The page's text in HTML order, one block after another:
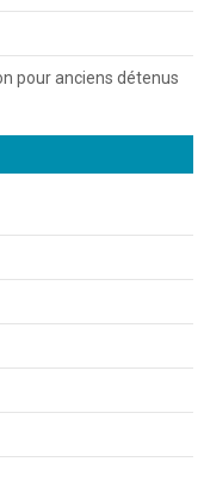
pour anciens détenus